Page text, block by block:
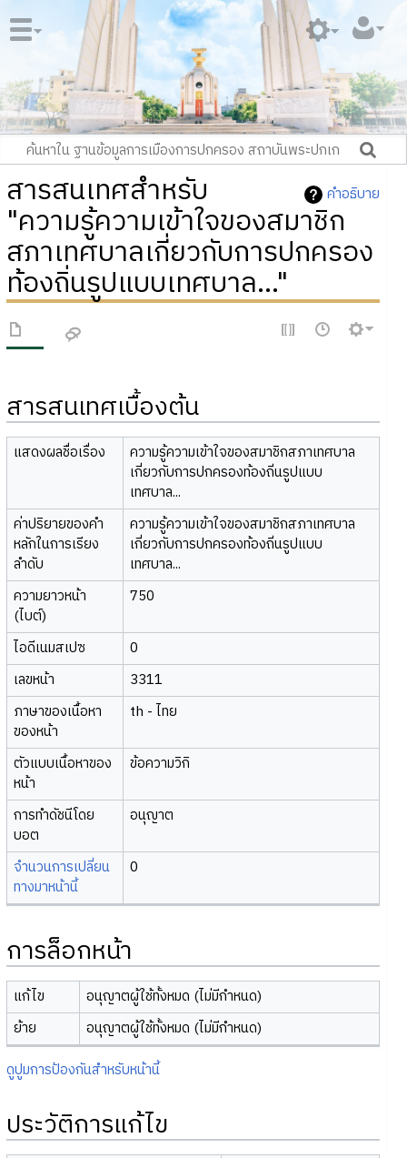
คำอธิบาย
สารสนเทศสำหรับ
"ความรู้ความเข้าใจของสมาชิก
สภาเทศบาลเกี่ยวกับการปกครอง
ท้องถิ่นรูปแบบเทศบาล..."
สารสนเทศเบื้องต้น
แสดงผลชื่อเรื่อง
ความรู้ความเข้าใจของสมาชิกสภาเทศบาล
เกี่ยวกับการปกครองท้องถิ่นรูปแบบ
เทศบาล...
ค่าปริยายของคำ
หลักในการเรียง
ลำดับ
ความรู้ความเข้าใจของสมาชิกสภาเทศบาล
เกี่ยวกับการปกครองท้องถิ่นรูปแบบ
เทศบาล...
ความยาวหน้า
(ไบต์)
750
ไอดีเนมสเปซ
0
เลขหน้า
3311
ภาษาของเนื้อหา
ของหน้า
th - ไทย
ตัวแบบเนื้อหาของ
หน้า
ข้อความวิกิ
การทำดัชนีโดย
บอต
อนุญาต
จำนวนการเปลี่ยน
ทางมาหน้านี้
0
การล็อกหน้า
แก้ไข
อนุญาตผู้ใช้ทั้งหมด (ไม่มีกำหนด)
ย้าย
อนุญาตผู้ใช้ทั้งหมด (ไม่มีกำหนด)
ดูปูมการป้องกันสำหรับหน้านี้
ประวัติการแก้ไข